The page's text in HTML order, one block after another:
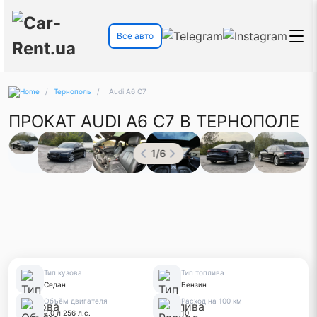
Все авто
/ Тернополь / Audi A6 C7
ПРОКАТ AUDI A6 C7 В ТЕРНОПОЛЕ
1/6
Тип кузова
Седан
Тип топлива
Бензин
Объём двигателя
2.0 л 256 л.с.
Расход на 100 км
10